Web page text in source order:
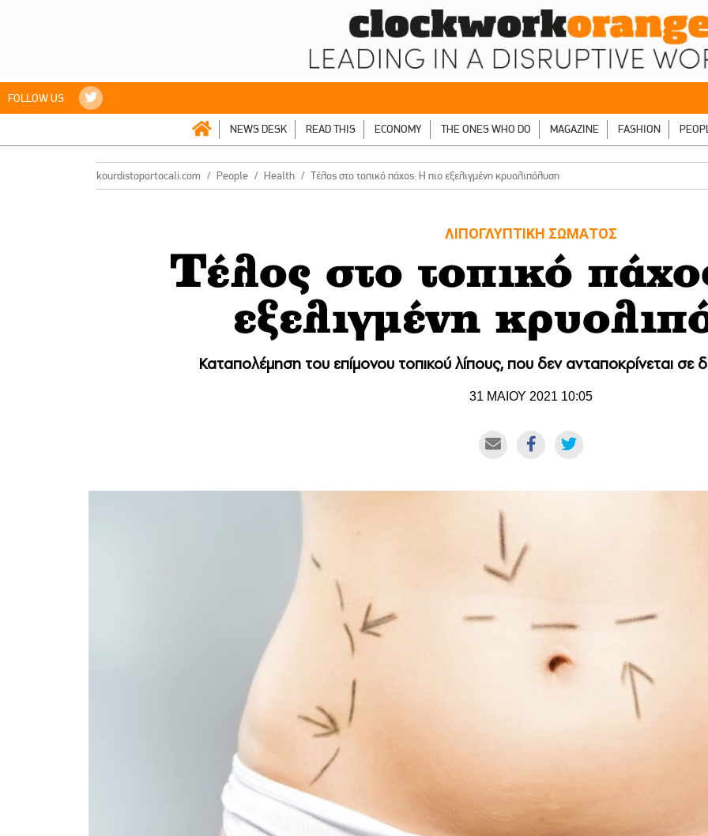
FOLLOW US
NEWS DESK READ THIS ECONOMY THE ONES WHO DO MAGAZINE FASHION
kourdistoportocali.com People Health Τέλος στο τοπικό πάχος: Η πιο εξελιγμένη κρυολιπόλυση
ΛΙΠΟΓΛΥΠΤΙΚΗ ΣΩΜΑΤΟΣ
Τέλος στο τοπικό
εξελιγμένη
Καταπολέμηση του επίμονου τοπικού λίπους, που δεν ανταποκρίνεται σε
31 ΜΑΙΟΥ 2021 10:05